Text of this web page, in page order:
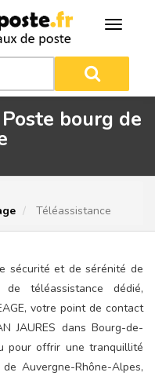
bourg de
Téléassistance
sécurité et de sérénité de
téléassistance dédié,
votre point de contact
JAURES dans Bourg-de-
pour offrir une tranquillité
Auvergne-Rhône-Alpes,